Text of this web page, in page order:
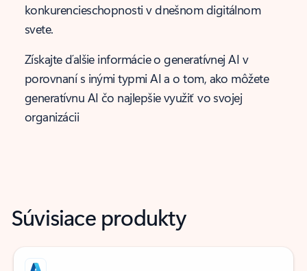
konkurencieschopnosti v dnešnom digitálnom
svete.
Získajte ďalšie informácie o generatívnej AI v
porovnaní s inými typmi AI a o tom, ako môžete
generatívnu AI čo najlepšie využiť vo svojej
organizácii
Súvisiace produkty